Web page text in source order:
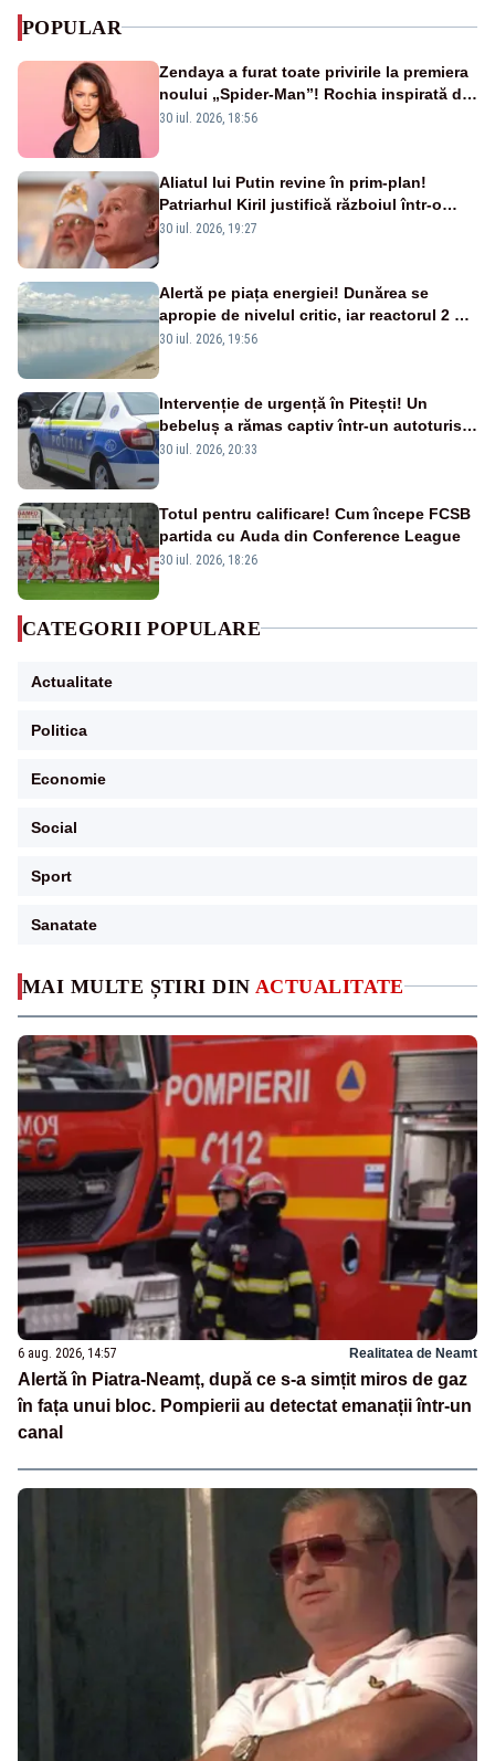
MAI MULTE ȘTIRI DIN ACTUALITATE
6 aug. 2026, 14:57 Realitatea de Neamt
Alertă în Piatra-Neamț, după ce s-a simțit miros de gaz
în fața unui bloc. Pompierii au detectat emanații într-un
canal
POPULAR
Zendaya a furat toate privirile la premiera
noului „Spider-Man”! Rochia inspirată de
pânza de păianjen a făcut senzație
30 iul. 2026, 18:56
Aliatul lui Putin revine în prim-plan!
Patriarhul Kiril justifică războiul într-o
nouă carte
30 iul. 2026, 19:27
Alertă pe piața energiei! Dunărea se
apropie de nivelul critic, iar reactorul 2 de
la Cernavodă ar putea fi oprit
30 iul. 2026, 19:56
Intervenție de urgență în Pitești! Un
bebeluș a rămas captiv într-un autoturism
din cauza unei defecțiuni
30 iul. 2026, 20:33
Totul pentru calificare! Cum începe FCSB
partida cu Auda din Conference League
30 iul. 2026, 18:26
CATEGORII POPULARE
Actualitate
Politica
Economie
Social
Sport
Sanatate